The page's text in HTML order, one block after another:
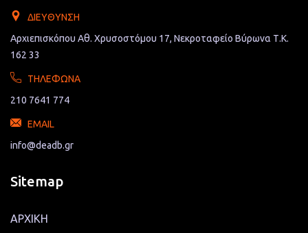
ΔΙΕΎΘΥΝΣΗ
Αρχιεπισκόπου Αθ. Χρυσοστόμου 17, Νεκροταφείο Βύρωνα Τ.Κ.
162 33
ΤΗΛΈΦΩΝΑ
210 7641 774
EMAIL
info@deadb.gr
Sitemap
ΑΡΧΙΚΗ